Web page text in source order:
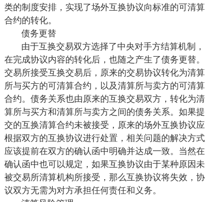
类的制度安排，实现了场外互换协议向标准的可清算
合约的转化。
债务更替
由于互换交易双方选择了中央对手方结算机制，
在完成协议内容的转化后，也随之产生了债务更替。
交易所接受互换交易后，原来的交易协议转化为清算
所与买方的可清算合约，以及清算所与卖方的可清算
合约。债务关系也由原来的互换交易双方，转化为清
算所与买方和清算所与卖方之间的债务关系。如果提
交的互换清算合约未被接受，原来的场外互换协议应
根据双方的互换协议进行处置，相关问题的解决方式
应该提前在双方的确认函中明确并达成一致。当然在
确认函中也可以规定，如果互换协议由于某种原因未
被交易所清算机构所接受，那么互换协议将失效，协
议双方无需为对方承担任何责任和义务。